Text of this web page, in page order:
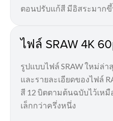
ตอนปรับแก้สี มีอิสระมาก
ไฟล์ SRAW 4K
รูปแบบไฟล์ SRAW ใหม่ล่
และรายละเอียดของไฟล์
สี 12 บิตตามต้นฉบับไว้เห
เล็กกว่าครึ่งหนึ่ง